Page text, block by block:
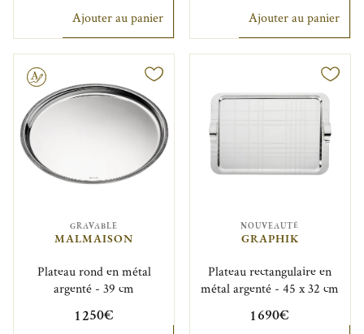
Ajouter au panier Ajouter au panier
GRAVABLE
MALMAISON
Plateau rond en métal
argenté - 39 cm
1 250€
NOUVEAUTÉ
GRAPHIK
Plateau rectangulaire en
métal argenté - 45 x 32 cm
1 690€